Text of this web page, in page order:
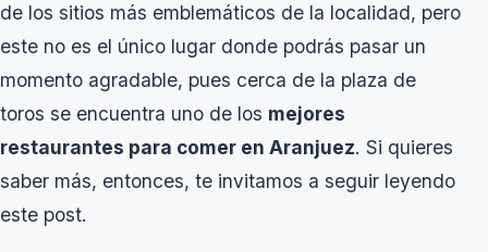
de los sitios más emblemáticos de la localidad, pero
este no es el único lugar donde podrás pasar un
momento agradable, pues cerca de la plaza de
toros se encuentra uno de los mejores
restaurantes para comer en Aranjuez. Si quieres
saber más, entonces, te invitamos a seguir leyendo
este post.